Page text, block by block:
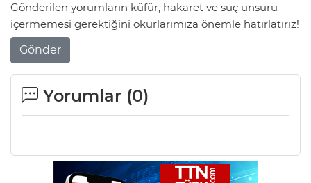
Gönderilen yorumların küfür, hakaret ve suç unsuru
içermemesi gerektiğini okurlarımıza önemle hatırlatırız!
Gönder
Yorumlar (0)